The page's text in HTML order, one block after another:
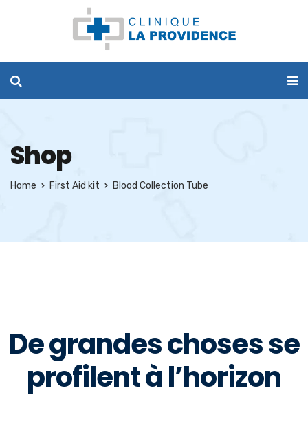
Shop
Home First Aid kit Blood Collection Tube
De grandes choses se
profilent à l’horizon